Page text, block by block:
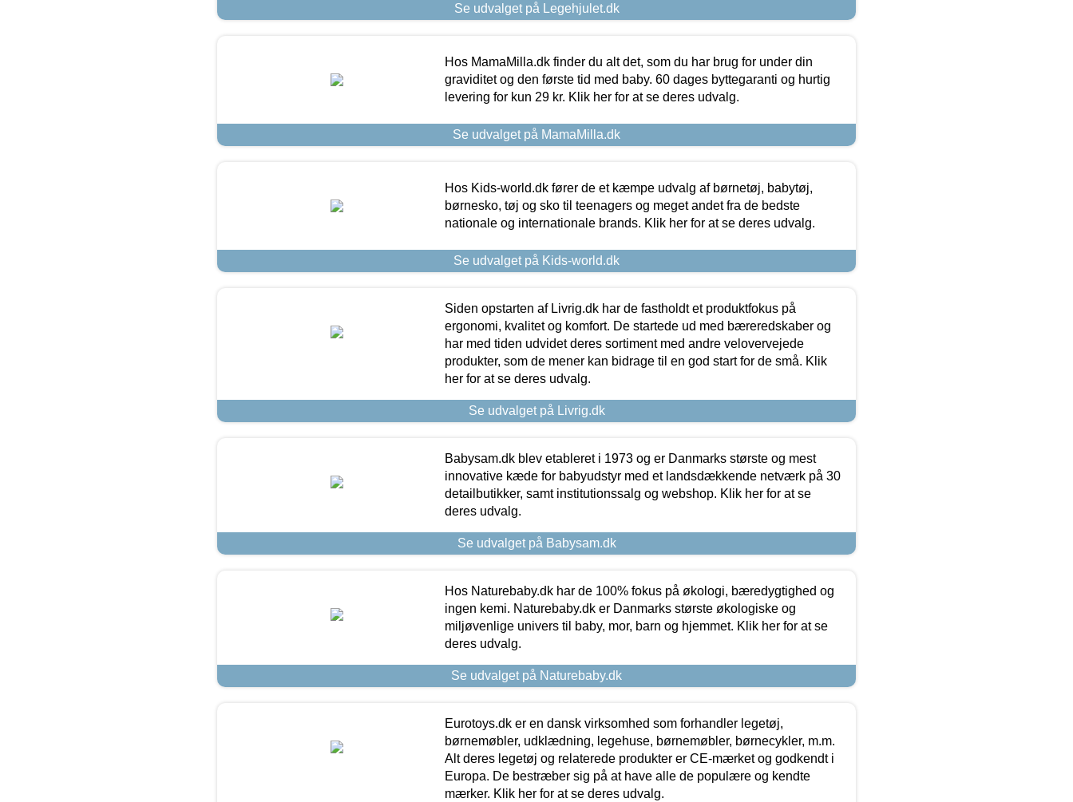
Se udvalget på Legehjulet.dk
Hos MamaMilla.dk finder du alt det, som du har brug for under din
graviditet og den første tid med baby. 60 dages byttegaranti og hurtig
levering for kun 29 kr. Klik her for at se deres udvalg.
Se udvalget på MamaMilla.dk
Hos Kids-world.dk fører de et kæmpe udvalg af børnetøj, babytøj,
børnesko, tøj og sko til teenagers og meget andet fra de bedste
nationale og internationale brands. Klik her for at se deres udvalg.
Se udvalget på Kids-world.dk
Siden opstarten af Livrig.dk har de fastholdt et produktfokus på
ergonomi, kvalitet og komfort. De startede ud med bæreredskaber og
har med tiden udvidet deres sortiment med andre velovervejede
produkter, som de mener kan bidrage til en god start for de små. Klik
her for at se deres udvalg.
Se udvalget på Livrig.dk
Babysam.dk blev etableret i 1973 og er Danmarks største og mest
innovative kæde for babyudstyr med et landsdækkende netværk på 30
detailbutikker, samt institutionssalg og webshop. Klik her for at se
deres udvalg.
Se udvalget på Babysam.dk
Hos Naturebaby.dk har de 100% fokus på økologi, bæredygtighed og
ingen kemi. Naturebaby.dk er Danmarks største økologiske og
miljøvenlige univers til baby, mor, barn og hjemmet. Klik her for at se
deres udvalg.
Se udvalget på Naturebaby.dk
Eurotoys.dk er en dansk virksomhed som forhandler legetøj,
børnemøbler, udklædning, legehuse, børnemøbler, børnecykler, m.m.
Alt deres legetøj og relaterede produkter er CE-mærket og godkendt i
Europa. De bestræber sig på at have alle de populære og kendte
mærker. Klik her for at se deres udvalg.